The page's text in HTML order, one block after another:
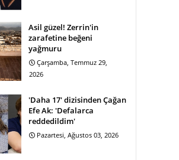
Asil güzel! Zerrin'in
zarafetine beğeni
yağmuru
Çarşamba, Temmuz 29,
2026
'Daha 17' dizisinden Çağan
Efe Ak: 'Defalarca
reddedildim'
Pazartesi, Ağustos 03, 2026